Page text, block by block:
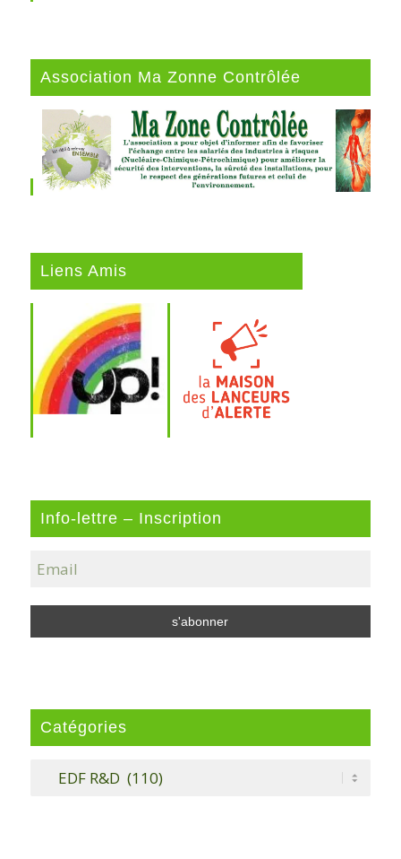
Association Ma Zonne Contrôlée
Liens Amis
Info-lettre – Inscription
Catégories
Catégories